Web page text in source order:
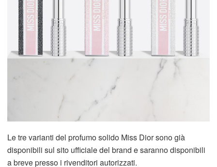
Le tre varianti del profumo solido Miss Dior sono già
disponibili sul sito ufficiale del brand e saranno disponibili
a breve presso i rivenditori autorizzati.